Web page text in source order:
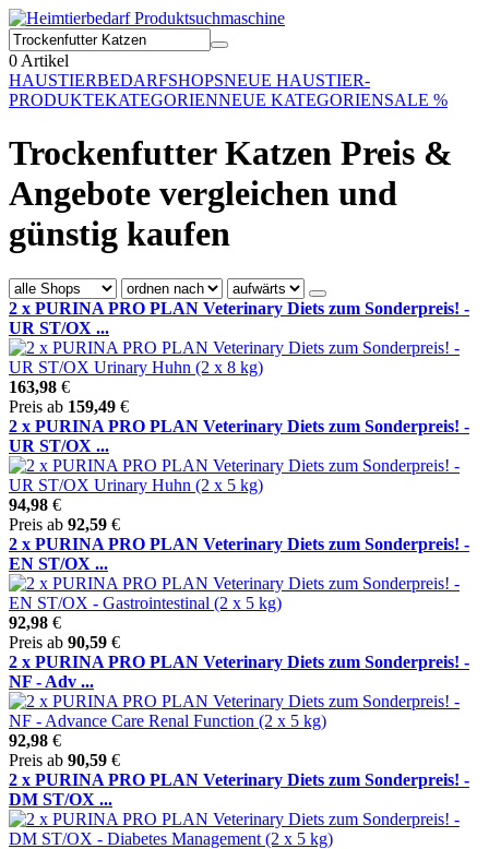
0 Artikel
HAUSTIERBEDARFSHOPSNEUE HAUSTIER-
PRODUKTEKATEGORIENNEUE KATEGORIENSALE %
Trockenfutter Katzen Preis &
Angebote vergleichen und
günstig kaufen
2 x PURINA PRO PLAN Veterinary Diets zum Sonderpreis! -
UR ST/OX ...
163,98 €
Preis ab 159,49 €
2 x PURINA PRO PLAN Veterinary Diets zum Sonderpreis! -
UR ST/OX ...
94,98 €
Preis ab 92,59 €
2 x PURINA PRO PLAN Veterinary Diets zum Sonderpreis! -
EN ST/OX ...
92,98 €
Preis ab 90,59 €
2 x PURINA PRO PLAN Veterinary Diets zum Sonderpreis! -
NF - Adv ...
92,98 €
Preis ab 90,59 €
2 x PURINA PRO PLAN Veterinary Diets zum Sonderpreis! -
DM ST/OX ...